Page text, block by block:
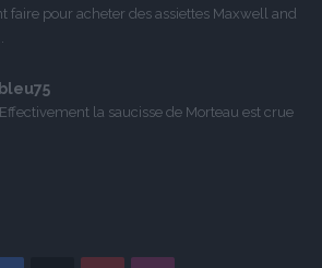
faire pour acheter des assiettes Maxwell and
la saucisse de Morteau est crue